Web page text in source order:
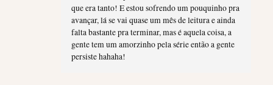
que era tanto! E estou sofrendo um pouquinho pra
avançar, lá se vai quase um mês de leitura e ainda
falta bastante pra terminar, mas é aquela coisa, a
gente tem um amorzinho pela série então a gente
persiste hahaha!